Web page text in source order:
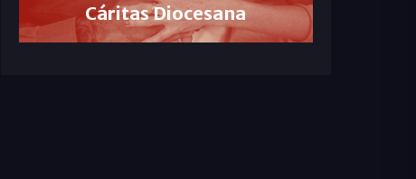
Cáritas Diocesana